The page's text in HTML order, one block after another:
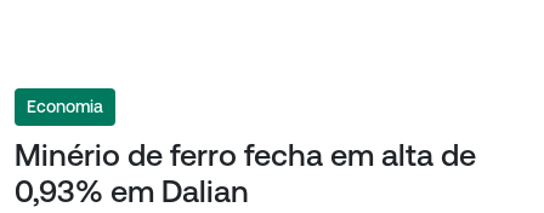
Economia
Minério de ferro fecha em alta de
0,93% em Dalian